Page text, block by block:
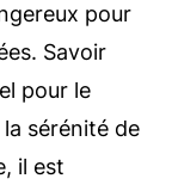
pour
Savoir
pour le
sérénité de
il est